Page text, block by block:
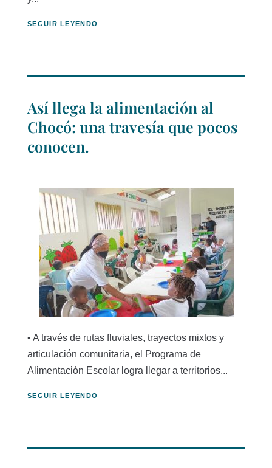
SEGUIR LEYENDO
Así llega la alimentación al
Chocó: una travesía que pocos
conocen.
• A través de rutas fluviales, trayectos mixtos y
articulación comunitaria, el Programa de
Alimentación Escolar logra llegar a territorios...
SEGUIR LEYENDO